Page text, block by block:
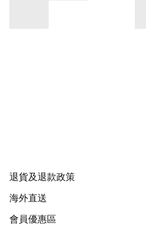
退貨及退款政策
海外直送
會員優惠區